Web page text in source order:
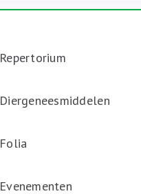
Repertorium
Diergeneesmiddelen
Folia
Evenementen